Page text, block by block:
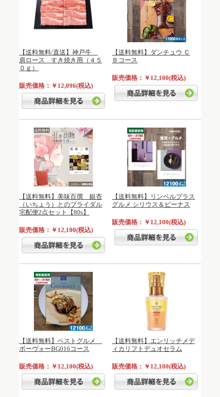
【送料無料/直送】神戸牛
肩ロース すき焼き用（４５
０ｇ）
販売価格：￥12,096(税込)
【送料無料】ダンチュウ Ｃ
Ｂコース
販売価格：￥12,100(税込)
【送料無料】美味百撰 銀杏
（いちょう）とのブライダル
宅配便2点セット【80s】
販売価格：￥12,100(税込)
【送料無料】リンベルプラス
グルメ シリウス＆ビーナス
販売価格：￥12,100(税込)
【送料無料】ベストグルメ
ボーヴォーBG016コース
販売価格：￥12,100(税込)
【送料無料】エンリッチメデ
ィカリフトデュオセラム
販売価格：￥12,100(税込)